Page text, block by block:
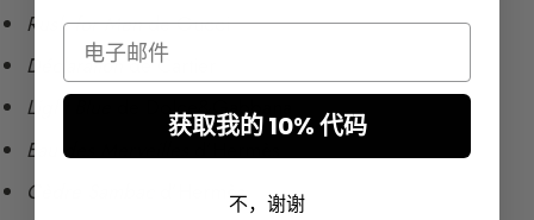
Rush for Mende Gucci
Déclaration de Cartier
Light Blue
de Dolce&Gabbana
Eau des Merveilles
Cèdre Sambac
d’Hermès
Email
获取我的 10% 代码
不，谢谢